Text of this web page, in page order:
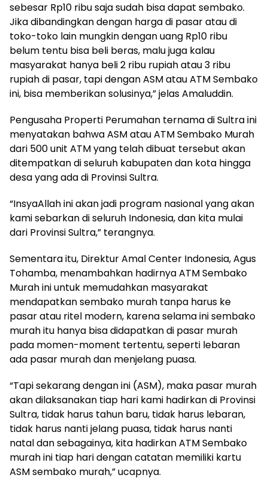
sebesar Rp10 ribu saja sudah bisa dapat sembako.
Jika dibandingkan dengan harga di pasar atau di
toko-toko lain mungkin dengan uang Rp10 ribu
belum tentu bisa beli beras, malu juga kalau
masyarakat hanya beli 2 ribu rupiah atau 3 ribu
rupiah di pasar, tapi dengan ASM atau ATM Sembako
ini, bisa memberikan solusinya,” jelas Amaluddin.
Pengusaha Properti Perumahan ternama di Sultra ini
menyatakan bahwa ASM atau ATM Sembako Murah
dari 500 unit ATM yang telah dibuat tersebut akan
ditempatkan di seluruh kabupaten dan kota hingga
desa yang ada di Provinsi Sultra.
“InsyaAllah ini akan jadi program nasional yang akan
kami sebarkan di seluruh Indonesia, dan kita mulai
dari Provinsi Sultra,” terangnya.
Sementara itu, Direktur Amal Center Indonesia, Agus
Tohamba, menambahkan hadirnya ATM Sembako
Murah ini untuk memudahkan masyarakat
mendapatkan sembako murah tanpa harus ke
pasar atau ritel modern, karena selama ini sembako
murah itu hanya bisa didapatkan di pasar murah
pada momen-moment tertentu, seperti lebaran
ada pasar murah dan menjelang puasa.
“Tapi sekarang dengan ini (ASM), maka pasar murah
akan dilaksanakan tiap hari kami hadirkan di Provinsi
Sultra, tidak harus tahun baru, tidak harus lebaran,
tidak harus nanti jelang puasa, tidak harus nanti
natal dan sebagainya, kita hadirkan ATM Sembako
murah ini tiap hari dengan catatan memiliki kartu
ASM sembako murah,” ucapnya.